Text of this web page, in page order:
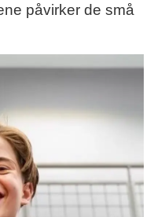
påvirker de små